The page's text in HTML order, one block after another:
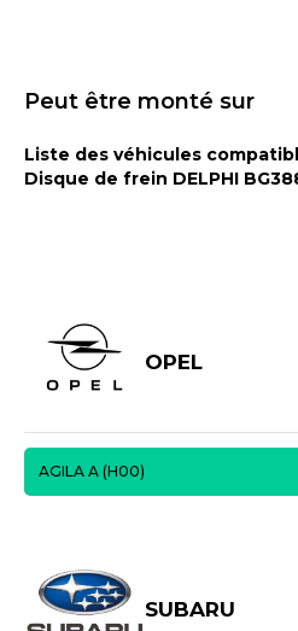
Peut être monté sur
Liste des véhicules
Disque de frein DELPHI
OPEL
AGILA A (H00)
SUBARU